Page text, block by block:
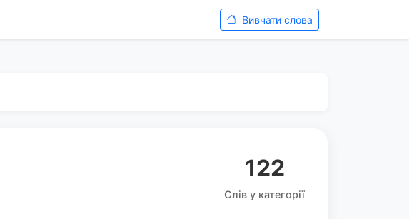
Вивчати слова
122
Слів у категорії